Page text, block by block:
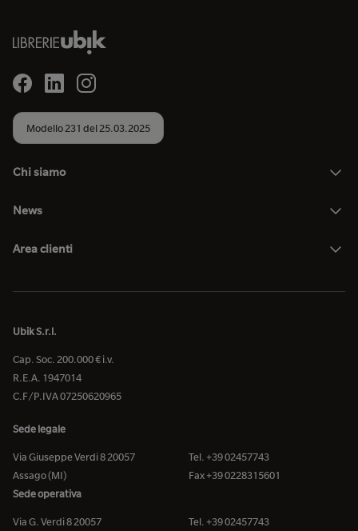
Modello 231 del 25.03.2025
Chi siamo
News
Area clienti
Ubik S.r.l.
Cap. Soc. 200.000 € i.v.
R.E.A. 1947014
C.F/P.IVA 07250620965
Sede legale
Via Giuseppe Verdi 8 20057
Assago (MI)
Tel. +39 02457743
Fax +39 0228315601
Sede operativa
Via G. Verdi 8 20057 Tel. +39 02457743